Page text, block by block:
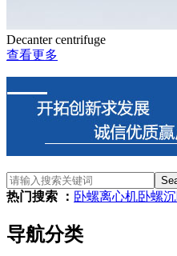
Decanter centrifuge
查看更多
热门搜索 ： 卧螺离心机卧螺
导航分类